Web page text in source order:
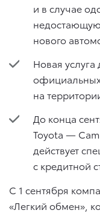
и в случае
нового
Новая услуга
на
До конца
Toyota —
действует
с кредитной
С 1 сентября
«Легкий обмен»,